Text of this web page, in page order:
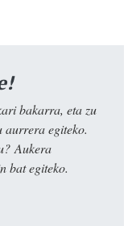
bakarra, eta zu
aurrera egiteko.
Aukera
bat egiteko.